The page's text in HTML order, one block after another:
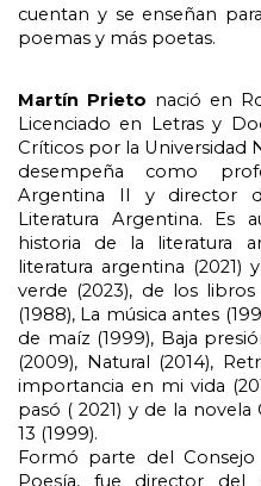
cuentan y se enseñan
poemas y más poetas.
Martín Prieto nació en
Licenciado en Letras y
Críticos por la Universidad
desempeña como
Argentina II y director
Literatura Argentina. Es
historia de la literatura
literatura argentina
verde (2023), de los
(1988), La música antes
de maíz (1999), Baja
(2009), Natural (2014),
importancia en mi vida
pasó ( 2021) y de la
13 (1999).
Formó parte del
Poesía, fue director del